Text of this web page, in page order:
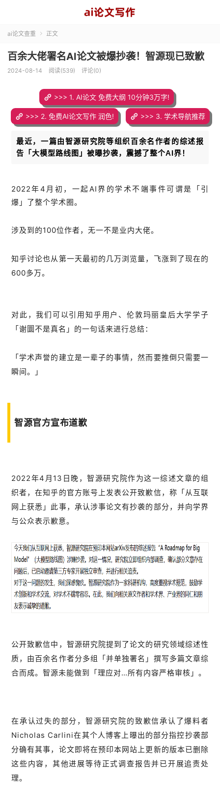
ai论文查重  正文
百余大佬署名AI论文被爆抄袭！智源现已致歉
2024-08-14 阅读(539) 评论(0)
>>> 1. AI论文 免费大纲 10分钟3万字!
>>> 2. 免费AI论文写作 润色! >>> 3. 学术导航推荐
最近，一篇由智源研究院等组织百余名作者的综述报
告「大模型路线图」被曝抄袭，震撼了整个AI界！
2022年4月初，一起AI界的学术不端事件可谓是「引
爆」了整个学术圈。
涉及到的100位作者，无一不是业内大佬。
知乎讨论也从第一天最初的几万浏览量，飞涨到了现在的
600多万。
对此，我们可以引用知乎用户、伦敦玛丽皇后大学学子
「谢圜不是真名」的一句话来进行总结：
「学术声誉的建立是一辈子的事情，然而要推倒只需要一
瞬间。」
智源官方宣布道歉
2022年4月13日晚，智源研究院作为这一综述文章的组
织者，在知乎的官方账号上发表公开致歉信，称「从互联
网上获悉」此事，承认涉事论文有抄袭的部分，并向学界
与公众表示歉意。
公开致歉信中，智源研究院提到了论文的研究领域综述性
质，由百余名作者分多组「并单独署名」撰写多篇文章综
合而成。智源未能做到「理应对…所有内容严格审核」。
在承认过失的部分，智源研究院的致歉信承认了爆料者
Nicholas Carlini在其个人博客上曝出的部分指控抄袭部
分确有其事，论文即将在预印本网站上更新的版本已删除
这些内容，其他进展等待正式调查报告并已开展追责处
理。